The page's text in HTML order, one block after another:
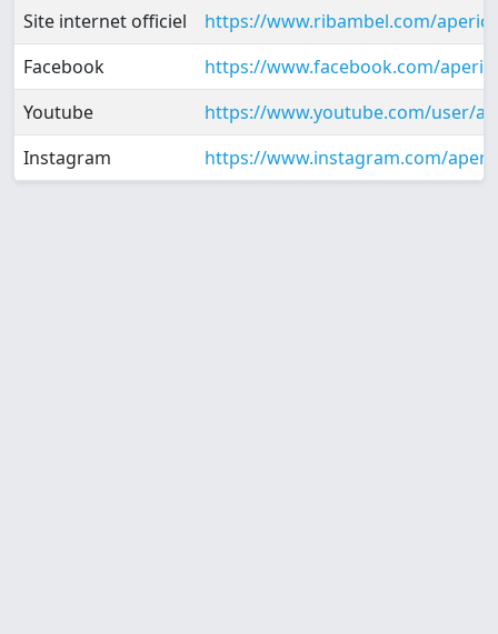
Site internet officiel
https://www.ribambel.com/
Facebook
https://www.facebook.com/
Youtube
https://www.youtube.com/user/
Instagram
https://www.instagram.com/